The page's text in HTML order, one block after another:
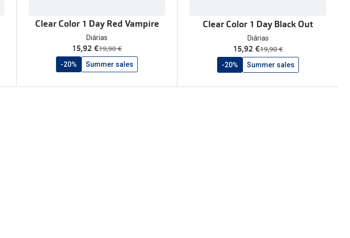
Clear Color 1 Day Red Vampire
Diárias
agora:
15,92 €era:
19,90 €
-20% Summer sales
Clear Color 1 Day Black Out
Diárias
agora:
15,92 €era:
19,90 €
-20% Summer sales